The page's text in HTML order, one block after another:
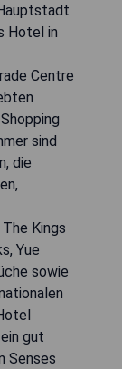
Hotel in
Centre
sind
die
Kings
Yue
sowie
gut
Senses